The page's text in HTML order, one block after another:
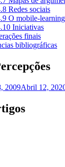
Redes sociais
O mobile-learning
Iniciativas
finais
bibliográficas
2009Abril 12,